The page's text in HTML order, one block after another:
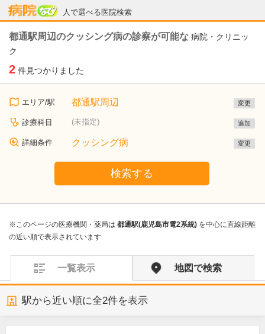
人で選べる医院検索
病院なび
都通駅周辺のクッシング病の診察が可能な 病院・クリニッ
ク
2 件見つかりました
エリア/駅 都通駅周辺 変更
診療科目 (未指定) 追加
詳細条件 クッシング病 変更
検索する
※このページの医療機関・薬局は 都通駅(鹿児島市電2系統) を中心に直線距離
の近い順で表示されています
一覧表示 地図で検索
駅から近い順に全2件を表示